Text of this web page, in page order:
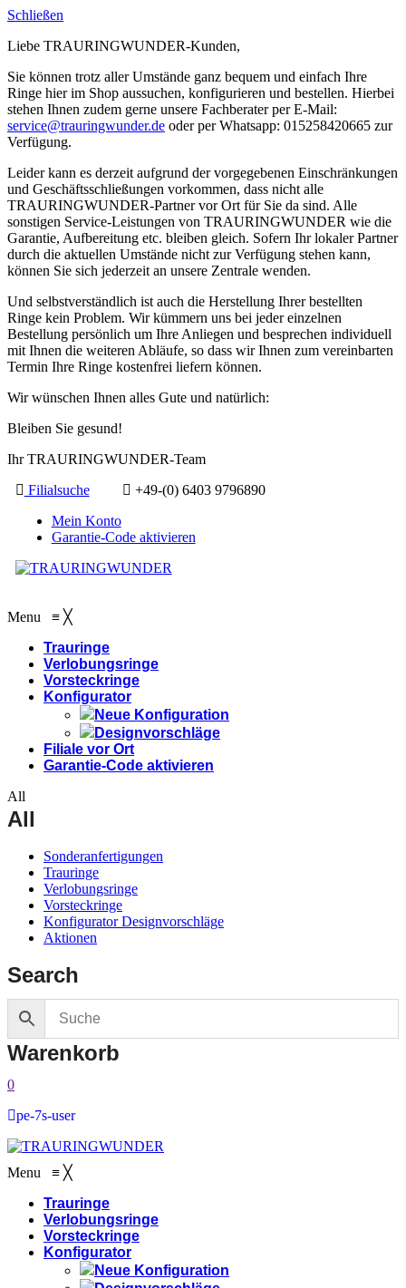
Schließen
Liebe TRAURINGWUNDER-Kunden,
Sie können trotz aller Umstände ganz bequem und einfach Ihre
Ringe hier im Shop aussuchen, konfigurieren und bestellen. Hierbei
stehen Ihnen zudem gerne unsere Fachberater per E-Mail:
service@trauringwunder.de oder per Whatsapp: 015258420665 zur
Verfügung.
Leider kann es derzeit aufgrund der vorgegebenen Einschränkungen
und Geschäftsschließungen vorkommen, dass nicht alle
TRAURINGWUNDER-Partner vor Ort für Sie da sind. Alle
sonstigen Service-Leistungen von TRAURINGWUNDER wie die
Garantie, Aufbereitung etc. bleiben gleich. Sofern Ihr lokaler Partner
durch die aktuellen Umstände nicht zur Verfügung stehen kann,
können Sie sich jederzeit an unsere Zentrale wenden.
Und selbstverständlich ist auch die Herstellung Ihrer bestellten
Ringe kein Problem. Wir kümmern uns bei jeder einzelnen
Bestellung persönlich um Ihre Anliegen und besprechen individuell
mit Ihnen die weiteren Abläufe, so dass wir Ihnen zum vereinbarten
Termin Ihre Ringe kostenfrei liefern können.
Wir wünschen Ihnen alles Gute und natürlich:
Bleiben Sie gesund!
Ihr TRAURINGWUNDER-Team
Filialsuche
+49-(0) 6403 9796890
Mein Konto
Garantie-Code aktivieren
Menu ≡ ╳
Trauringe
Verlobungsringe
Vorsteckringe
Konfigurator
Neue Konfiguration
Designvorschläge
Filiale vor Ort
Garantie-Code aktivieren
All
All
Sonderanfertigungen
Trauringe
Verlobungsringe
Vorsteckringe
Konfigurator Designvorschläge
Aktionen
Search
Warenkorb
0
pe-7s-user
Menu ≡ ╳
Trauringe
Verlobungsringe
Vorsteckringe
Konfigurator
Neue Konfiguration